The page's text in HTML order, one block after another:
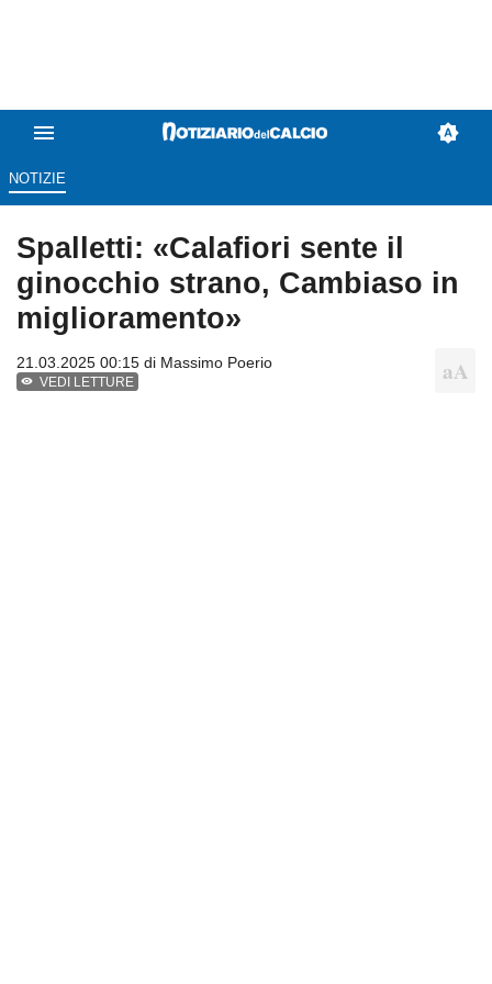
NOTIZIE
Spalletti: «Calafiori sente il
ginocchio strano, Cambiaso in
miglioramento»
21.03.2025 00:15 di Massimo Poerio
VEDI LETTURE